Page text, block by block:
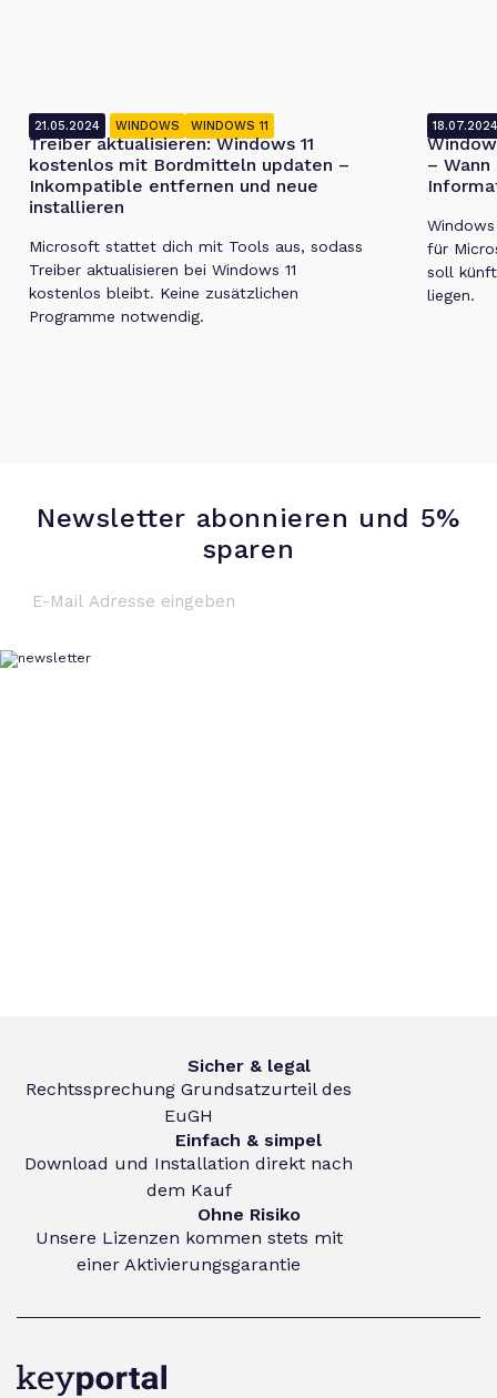
21.05.2024 WINDOWS WINDOWS 11
Treiber aktualisieren: Windows 11
kostenlos mit Bordmitteln updaten –
Inkompatible entfernen und neue
installieren
Microsoft stattet dich mit Tools aus, sodass
Treiber aktualisieren bei Windows 11
kostenlos bleibt. Keine zusätzlichen
Programme notwendig.
–
für
soll
liegen.
Newsletter abonnieren und 5%
sparen
Sicher & legal
Rechtssprechung Grundsatzurteil des
EuGH
Einfach & simpel
Download und Installation direkt nach
dem Kauf
Ohne Risiko
Unsere Lizenzen kommen stets mit
einer Aktivierungsgarantie